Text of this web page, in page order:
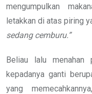
mengumpulkan
letakkan di atas piring
sedang cemburu.”
Beliau lalu menahan
kepadanya ganti
yang